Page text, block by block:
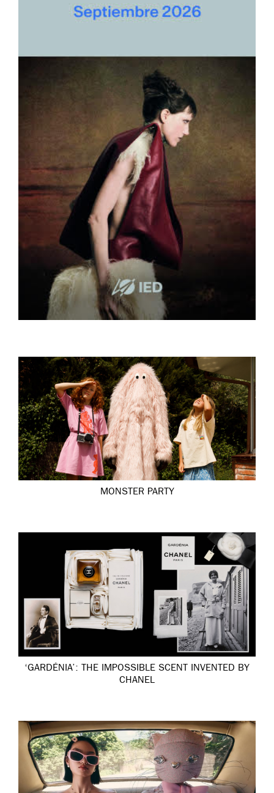
MONSTER PARTY
‘GARDÉNIA’: THE IMPOSSIBLE SCENT INVENTED BY
CHANEL